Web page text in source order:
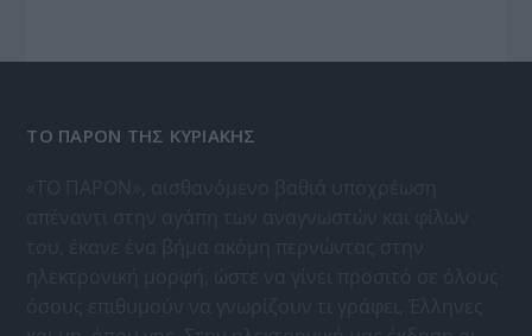
ΤΟ ΠΑΡΟΝ ΤΗΣ ΚΥΡΙΑΚΗΣ